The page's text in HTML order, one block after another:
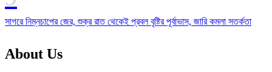
সাগরে নিম্নচাপের জের, শুক্র রাত থেকেই প্রবল বৃষ্টির পূর্বাভাস, জারি কমলা সতর্কতা
About Us